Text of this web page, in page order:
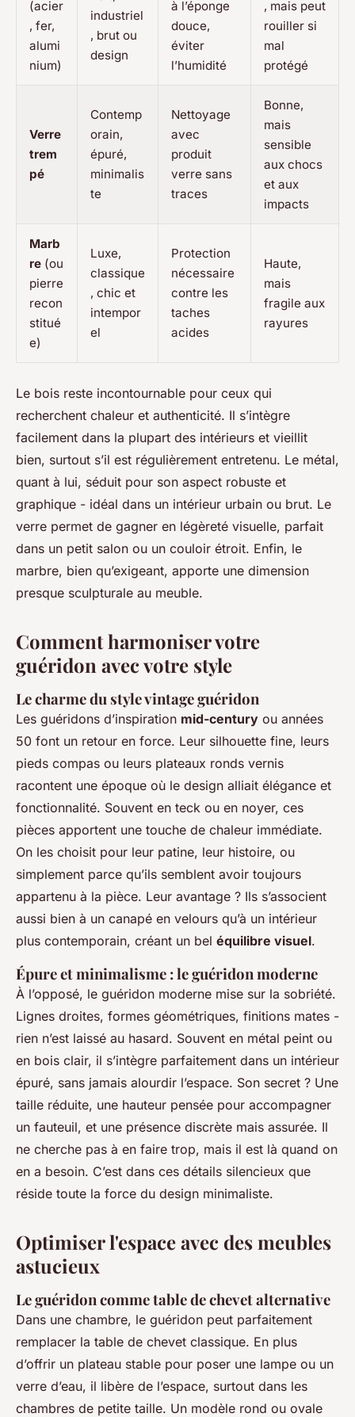
(acier
, fer,
alumi
nium)
industriel
, brut ou
design
à l’éponge
douce,
éviter
l’humidité
, mais peut
rouiller si
mal
protégé
Verre
trem
pé
Contemp
orain,
épuré,
minimalis
te
Nettoyage
avec
produit
verre sans
traces
Bonne,
mais
sensible
aux chocs
et aux
impacts
Marb
re (ou
pierre
recon
stitué
e)
Luxe,
classique
, chic et
intempor
el
Protection
nécessaire
contre les
taches
acides
Haute,
mais
fragile aux
rayures
Le bois reste incontournable pour ceux qui
recherchent chaleur et authenticité. Il s’intègre
facilement dans la plupart des intérieurs et vieillit
bien, surtout s’il est régulièrement entretenu. Le métal,
quant à lui, séduit pour son aspect robuste et
graphique - idéal dans un intérieur urbain ou brut. Le
verre permet de gagner en légèreté visuelle, parfait
dans un petit salon ou un couloir étroit. Enfin, le
marbre, bien qu’exigeant, apporte une dimension
presque sculpturale au meuble.
Comment harmoniser votre
guéridon avec votre style
Le charme du style vintage guéridon
Les guéridons d’inspiration mid-century ou années
50 font un retour en force. Leur silhouette fine, leurs
pieds compas ou leurs plateaux ronds vernis
racontent une époque où le design alliait élégance et
fonctionnalité. Souvent en teck ou en noyer, ces
pièces apportent une touche de chaleur immédiate.
On les choisit pour leur patine, leur histoire, ou
simplement parce qu’ils semblent avoir toujours
appartenu à la pièce. Leur avantage ? Ils s’associent
aussi bien à un canapé en velours qu’à un intérieur
plus contemporain, créant un bel équilibre visuel.
Épure et minimalisme : le guéridon moderne
À l’opposé, le guéridon moderne mise sur la sobriété.
Lignes droites, formes géométriques, finitions mates -
rien n’est laissé au hasard. Souvent en métal peint ou
en bois clair, il s’intègre parfaitement dans un intérieur
épuré, sans jamais alourdir l’espace. Son secret ? Une
taille réduite, une hauteur pensée pour accompagner
un fauteuil, et une présence discrète mais assurée. Il
ne cherche pas à en faire trop, mais il est là quand on
en a besoin. C’est dans ces détails silencieux que
réside toute la force du design minimaliste.
Optimiser l'espace avec des meubles
astucieux
Le guéridon comme table de chevet alternative
Dans une chambre, le guéridon peut parfaitement
remplacer la table de chevet classique. En plus
d’offrir un plateau stable pour poser une lampe ou un
verre d’eau, il libère de l’espace, surtout dans les
chambres de petite taille. Un modèle rond ou ovale